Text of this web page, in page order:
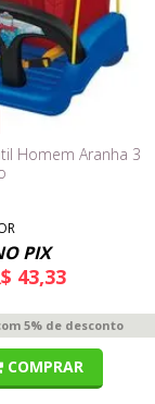
Homem Aranha 3
PIX
43,33
5% de desconto
COMPRAR